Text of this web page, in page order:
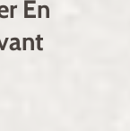
En